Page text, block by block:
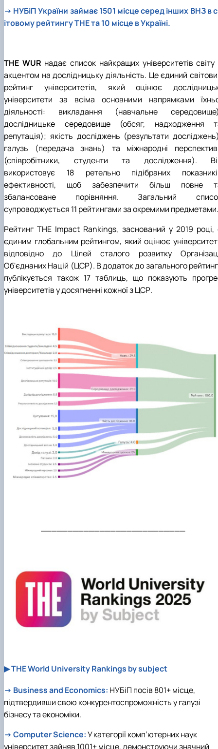
→ НУБіП України займає 1501 місце серед інших ВНЗ в
ітовому рейтингу THE та 10 місце в Україні.
THE WUR надає список найкращих університетів світу
акцентом на дослідницьку діяльність. Це єдиний
рейтинг університетів, який оцінює
університети за всіма основними напрямками
діяльності: викладання (навчальне
дослідницьке середовище (обсяг, надходження
репутація); якість досліджень (результати
галузь (передача знань) та міжнародні
(співробітники, студенти та дослідження).
використовує 18 ретельно підібраних
ефективності, щоб забезпечити більш повне
збалансоване порівняння. Загальний
супроводжується 11 рейтингами за окремими предметами.
Рейтинг THE Impact Rankings, заснований у 2019 році,
єдиним глобальним рейтингом, який оцінює
відповідно до Цілей сталого розвитку
Об'єднаних Націй (ЦСР). В додаток до загального
публікується також 17 таблиць, що показують
університетів у досягненні кожної з ЦСР.
▶ THE World University Rankings by subject
→ Business and Economics: НУБіП посів 801+ місце,
підтвердивши свою конкурентоспроможність у галузі
бізнесу та економіки.
→ Computer Science:У категорії комп’ютерних наук
університет зайняв 1001+ місце, демонструючи значний